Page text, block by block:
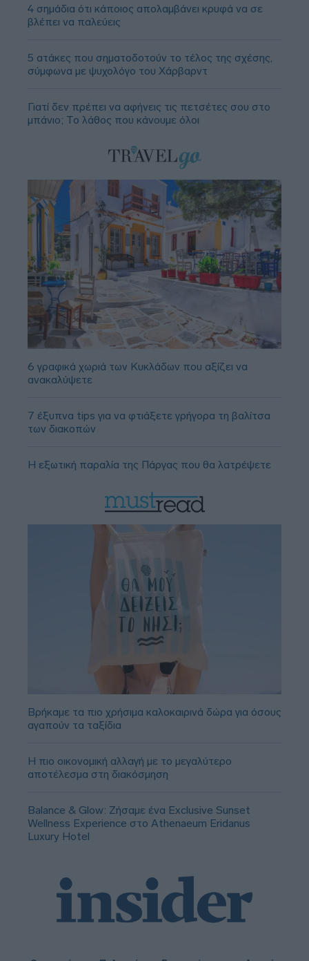
4 σημάδια ότι κάποιος απολαμβάνει κρυφά να σε
βλέπει να παλεύεις
5 ατάκες που σηματοδοτούν το τέλος της σχέσης,
σύμφωνα με ψυχολόγο του Χάρβαρντ
Γιατί δεν πρέπει να αφήνεις τις πετσέτες σου στο
μπάνιο; Το λάθος που κάνουμε όλοι
6 γραφικά χωριά των Κυκλάδων που αξίζει να
ανακαλύψετε
7 έξυπνα tips για να φτιάξετε γρήγορα τη βαλίτσα
των διακοπών
Η εξωτική παραλία της Πάργας που θα λατρέψετε
Βρήκαμε τα πιο χρήσιμα καλοκαιρινά δώρα για όσους
αγαπούν τα ταξίδια
Η πιο οικονομική αλλαγή με το μεγαλύτερο
αποτέλεσμα στη διακόσμηση
Balance & Glow: Ζήσαμε ένα Exclusive Sunset
Wellness Experience στο Athenaeum Eridanus
Luxury Hotel